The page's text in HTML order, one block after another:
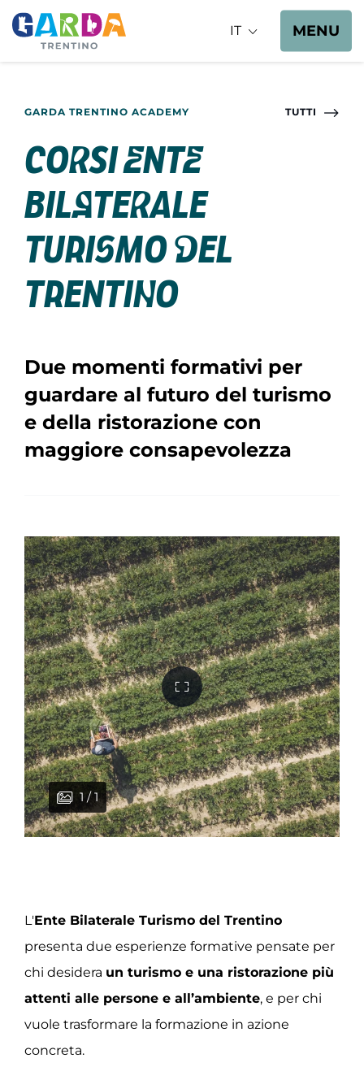
IT MENU
TUTTI
GARDA TRENTINO ACADEMY
Corsi Ente
Bilaterale
Turismo del
Trentino
Due momenti formativi per
guardare al futuro del turismo
e della ristorazione con
maggiore consapevolezza
1 / 1
L'Ente Bilaterale Turismo del Trentino
presenta due esperienze formative pensate per
chi desidera un turismo e una ristorazione più
attenti alle persone e all’ambiente, e per chi
vuole trasformare la formazione in azione
concreta.